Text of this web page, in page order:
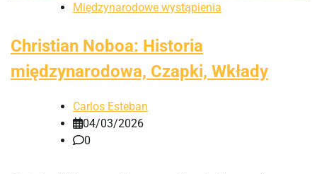
Międzynarodowe wystąpienia
Christian Noboa: Historia
międzynarodowa, Czapki, Wkłady
Carlos Esteban
04/03/2026
0